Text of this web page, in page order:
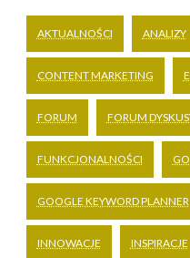
AKTUALNOŚCI ANALIZY
CONTENT MARKETING
FORUM FORUM
FUNKCJONALNOŚCI
GOOGLE KEYWORD PLANNER
INNOWACJE INSPIRACJE